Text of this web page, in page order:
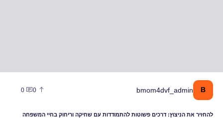
B
bmom4dvf_admin
0
0
להחזיר את הניצוץ: דרכים פשוטות להתמודדות עם שחיקה וריחוק בחיי המשפחה